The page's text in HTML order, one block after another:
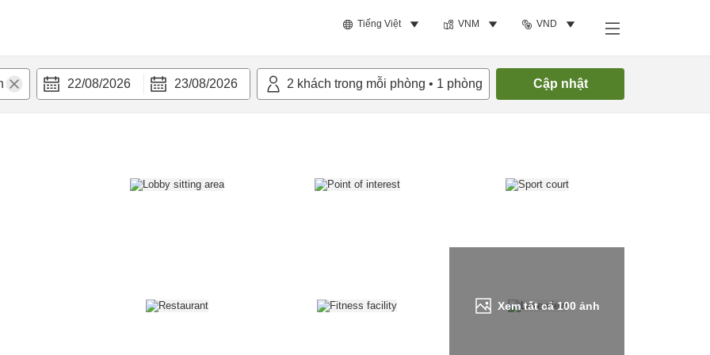
Tiếng Việt VNM VND
22/08/2026 23/08/2026 2 khách trong mỗi phòng • 1 phòng Cập nhật
Xem tất cả100 ảnh
nghi Tìm phòng trống